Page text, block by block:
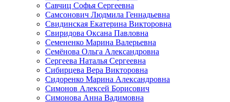
Савчиц Софья Сергеевна
Самсонович Людмила Геннадьевна
Свидинская Екатерина Викторовна
Свиридова Оксана Павловна
Семененко Марина Валерьевна
Семёнова Ольга Александровна
Сергеева Наталья Сергеевна
Сибирцева Вера Викторовна
Сидоренко Марина Александровна
Симонов Алексей Борисович
Симонова Анна Вадимовна